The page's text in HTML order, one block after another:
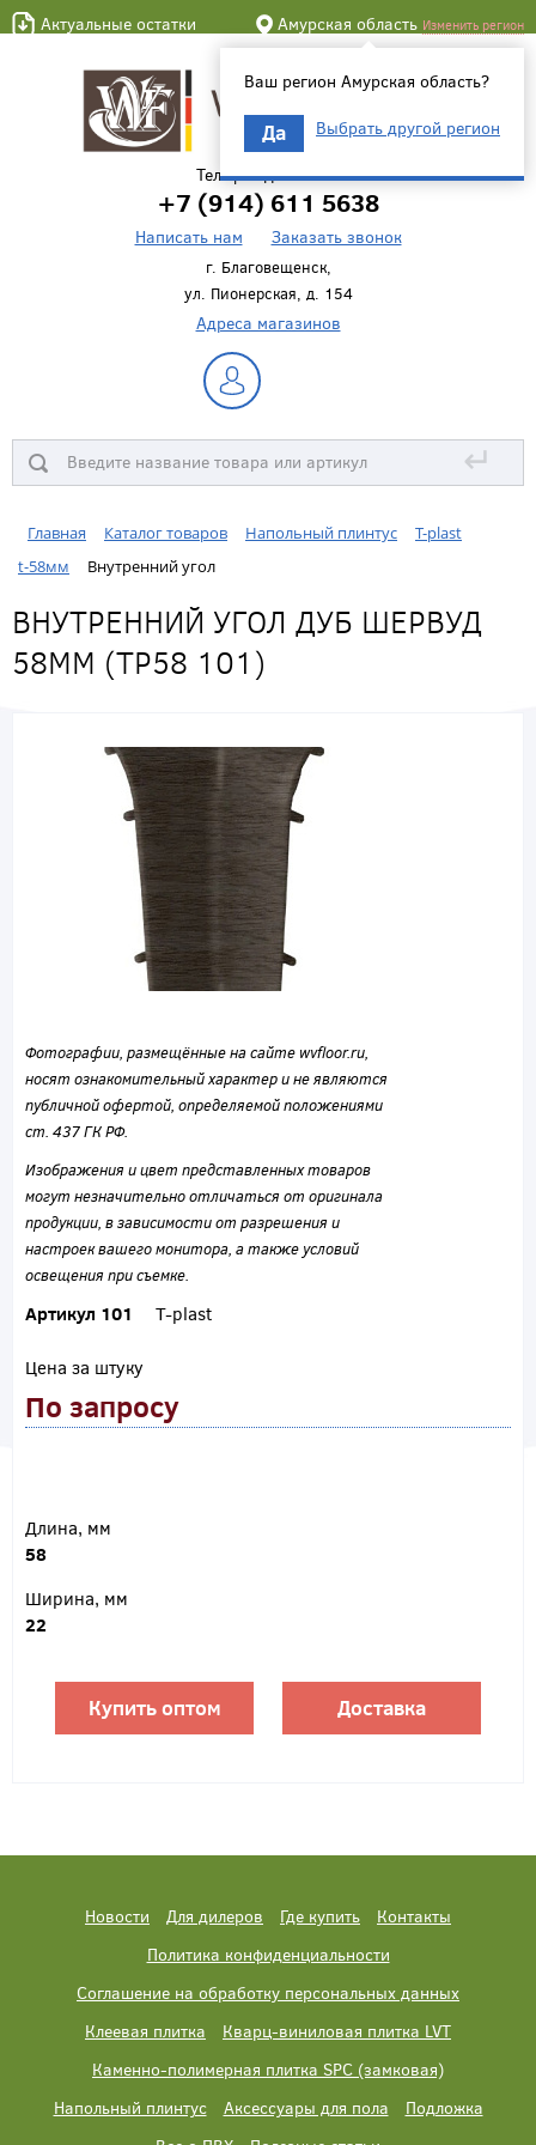
Актуальные остатки Амурская область Изменить регион
Ваш регион Амурская область?
Да Выбрать другой регион
Телефон для связи
+7 (914) 611 5638
Написать нам Заказать звонок
г. Благовещенск,
ул. Пионерская, д. 154
Адреса магазинов
↵
Главная Каталог товаров Напольный плинтус
T-plast
t-58мм
Внутренний угол
ВНУТРЕННИЙ УГОЛ ДУБ ШЕРВУД
58ММ (ТР58 101)
Фотографии, размещённые на сайте wvfloor.ru,
носят ознакомительный характер и не являются
публичной офертой, определяемой положениями
ст. 437 ГК РФ.
Изображения и цвет представленных товаров
могут незначительно отличаться от оригинала
продукции, в зависимости от разрешения и
настроек вашего монитора, а также условий
освещения при съемке.
Артикул 101 T-plast
Цена за штуку
По запросу
Длина, мм
58
Ширина, мм
22
Купить оптом Доставка
Новости Для дилеров Где купить
Контакты
Политика конфиденциальности
Соглашение на обработку персональных данных
Клеевая плитка
Кварц-виниловая плитка LVT
Каменно-полимерная плитка SPC (замковая)
Напольный плинтус
Аксессуары для пола
Подложка